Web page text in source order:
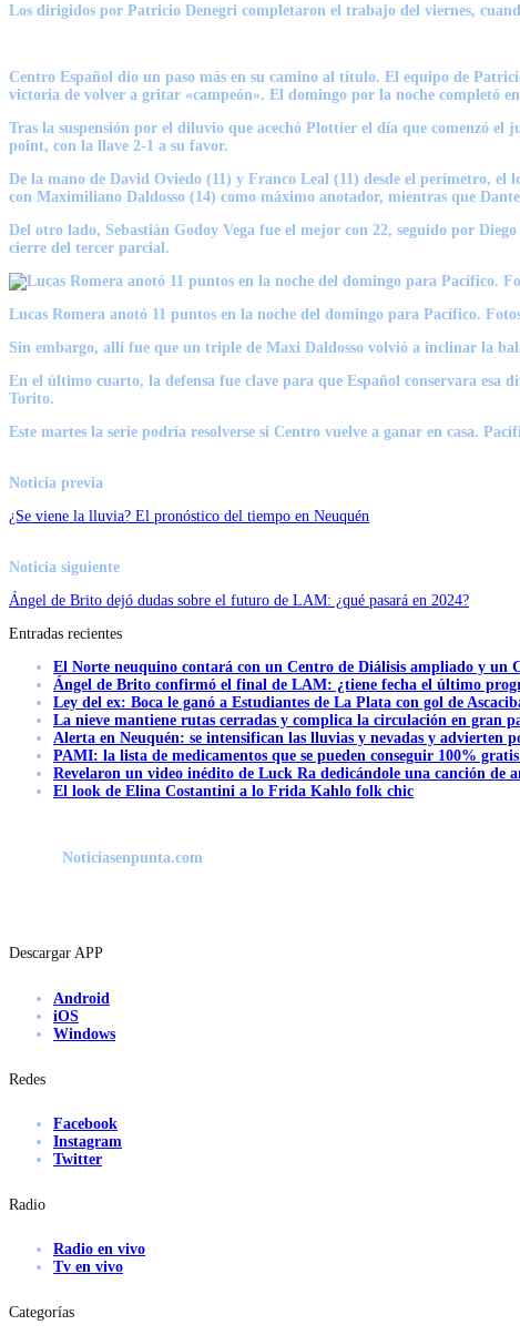
Los dirigidos por Patricio Denegri completaron el trabajo del viernes,
Centro Español dio un paso más en su camino al título. El equipo de
victoria de volver a gritar «campeón». El domingo por la noche completó
Tras la suspensión por el diluvio que acechó Plottier el día que comenzó
point, con la llave 2-1 a su favor.
De la mano de David Oviedo (11) y Franco Leal (11) desde el perímetro, el
con Maximiliano Daldosso (14) como máximo anotador, mientras que
Del otro lado, Sebastián Godoy Vega fue el mejor con 22, seguido por
cierre del tercer parcial.
Lucas Romera anotó 11 puntos en la noche del domingo para Pacífico.
Sin embargo, allí fue que un triple de Maxi Daldosso volvió a inclinar la
En el último cuarto, la defensa fue clave para que Español conservara
Torito.
Este martes la serie podría resolverse si Centro vuelve a ganar en casa.
Noticia previa
¿Se viene la lluvia? El pronóstico del tiempo en Neuquén
Noticia siguiente
Ángel de Brito dejó dudas sobre el futuro de LAM: ¿qué pasará en 2024?
Entradas recientes
El Norte neuquino contará con un Centro de Diálisis ampliado y un
Ángel de Brito confirmó el final de LAM: ¿tiene fecha el último
Ley del ex: Boca le ganó a Estudiantes de La Plata con gol de
La nieve mantiene rutas cerradas y complica la circulación en gran
Alerta en Neuquén: se intensifican las lluvias y nevadas y advierten
PAMI: la lista de medicamentos que se pueden conseguir 100% gratis
Revelaron un video inédito de Luck Ra dedicándole una canción de
El look de Elina Costantini a lo Frida Kahlo folk chic
Noticiasenpunta.com
Descargar APP
Android
iOS
Windows
Redes
Facebook
Instagram
Twitter
Radio
Radio en vivo
Tv en vivo
Categorías